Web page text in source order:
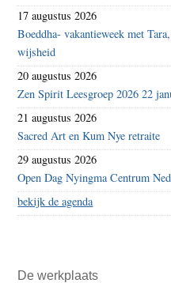
17 augustus 2026
Boeddha- vakantieweek met
wijsheid
20 augustus 2026
Zen Spirit Leesgroep 2026 22
21 augustus 2026
Sacred Art en Kum Nye retraite
29 augustus 2026
Open Dag Nyingma Centrum
bekijk de agenda
De werkplaats